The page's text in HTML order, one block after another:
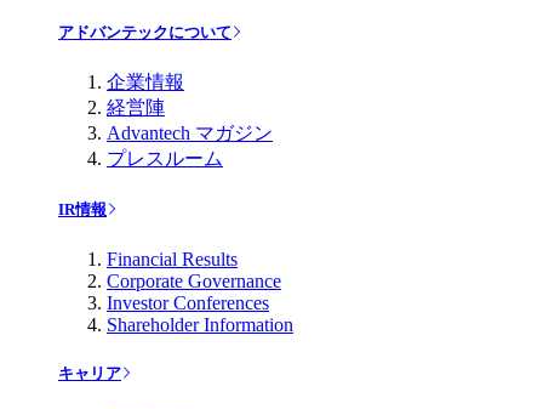
アドバンテックについて
企業情報
経営陣
Advantech マガジン
プレスルーム
IR情報
Financial Results
Corporate Governance
Investor Conferences
Shareholder Information
キャリア